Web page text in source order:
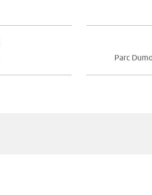
Parc